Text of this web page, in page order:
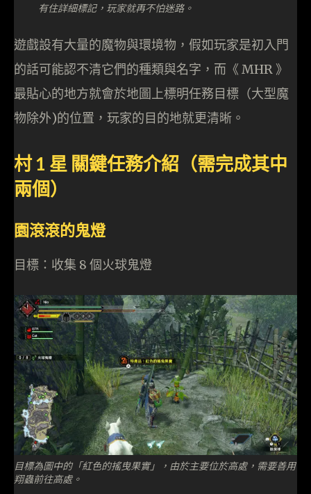
有住詳細標記，玩家就再不怕迷路。
遊戲設有大量的魔物與環境物，假如玩家是初入門
的話可能認不清它們的種類與名字，而《 MHR 》
最貼心的地方就會於地圖上標明任務目標（大型魔
物除外)的位置，玩家的目的地就更清晰。
村 1 星 關鍵任務介紹（需完成其中
兩個）
園滾滾的鬼燈
目標：收集 8 個火球鬼燈
目標為圖中的「紅色的搖曳果實」，由於主要位於高處，需要善用
翔蟲前往高處。